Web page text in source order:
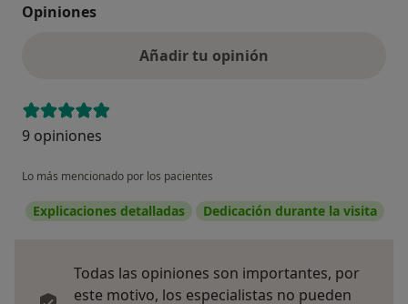
Opiniones
Añadir tu opinión
9 opiniones
Lo más mencionado por los pacientes
Explicaciones detalladas Dedicación durante la visita
Todas las opiniones son importantes, por
este motivo, los especialistas no pueden